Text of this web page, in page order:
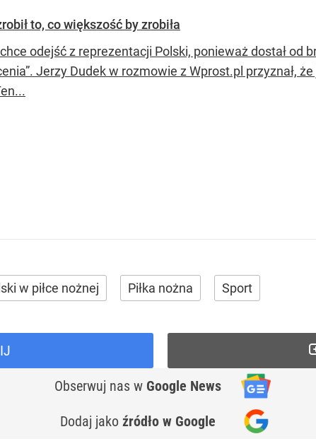
to, co większość by zrobiła
odejść z reprezentacji Polski, ponieważ dostał od
Jerzy Dudek w rozmowie z Wprost.pl przyznał,
w piłce nożnej Piłka nożna Sport
Obserwuj nas w Google News
Dodaj jako źródło w Google